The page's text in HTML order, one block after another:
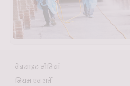
वेबसाइट नीतियाँ
नियम एवं शर्तें